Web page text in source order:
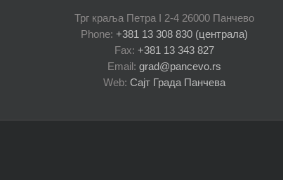
Трг краља Петра I 2-4 26000 Панчево
Phone: +381 13 308 830 (централа)
Fax: +381 13 343 827
Email: grad@pancevo.rs
Web: Сајт Града Панчева